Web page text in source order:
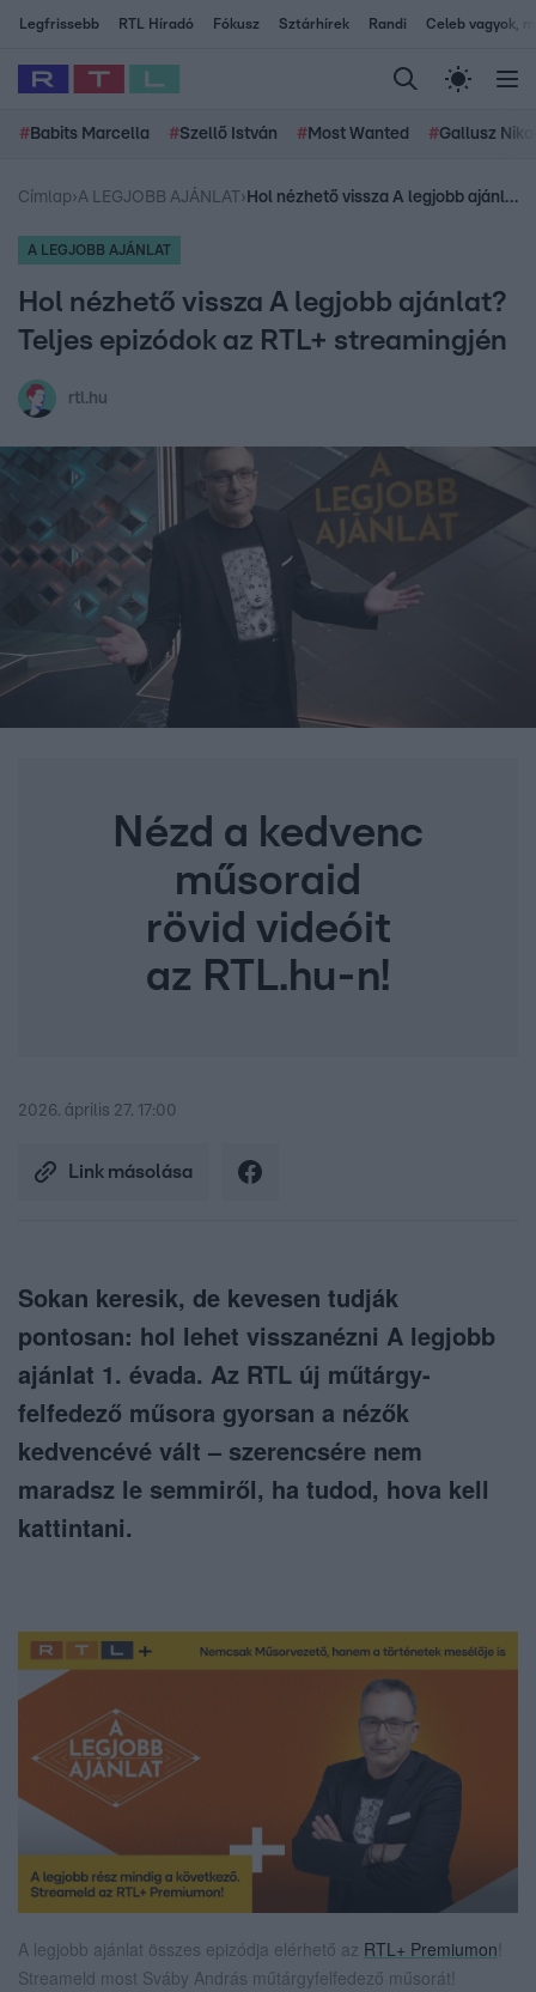
Legfrissebb RTL Híradó Fókusz Sztárhírek Randi Celeb vagyok,
# Babits Marcella #Szellő István # Most Wanted #Gallusz
Címlap›A LEGJOBB AJÁNLAT › Hol nézhető vissza A legjobb ajánlat? Teljes epizódok az RTL+ streamingjén
A LEGJOBB AJÁNLAT
Hol nézhető vissza A legjobb ajánlat?
Teljes epizódok az RTL+ streamingjén
rtl.hu
Nézd a kedvenc
műsoraid
rövid videóit
az RTL.hu-n!
2026. április 27. 17:00
Link másolása
Sokan keresik, de kevesen tudják
pontosan: hol lehet visszanézni A legjobb
ajánlat 1. évada. Az RTL új műtárgy-
felfedező műsora gyorsan a nézők
kedvencévé vált – szerencsére nem
maradsz le semmiről, ha tudod, hova kell
kattintani.
A legjobb ajánlat összes epizódja elérhető az RTL+ Premiumon
Streameld most Sváby András műtárgyfelfedező műsorát!